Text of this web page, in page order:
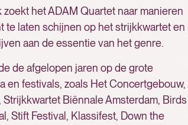
zoekt het ADAM Quartet naar manieren
te laten schijnen op het strijkkwartet en
aan de essentie van het genre.
de afgelopen jaren op de grote
en festivals, zoals Het Concertgebouw,
Biënnale Amsterdam, Birds
Stift Festival, Klassifest, Down the